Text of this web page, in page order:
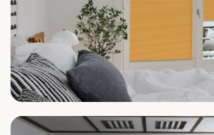
Schlafzimmer